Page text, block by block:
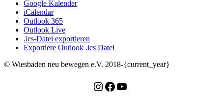
Google Kalender
iCalendar
Outlook 365
Outlook Live
.ics-Datei exportieren
Exportiere Outlook .ics Datei
© Wiesbaden neu bewegen e.V. 2018-{current_year}
Instagram
Facebook
YouTube